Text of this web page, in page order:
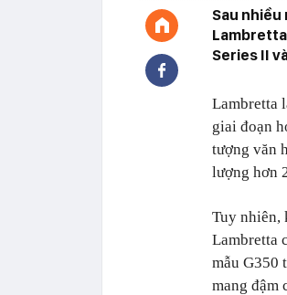
Sau
Series II
Lambretta
giai đoạn
tượng văn
lượng hơn
Tuy nhiên,
Lambretta
mẫu G350
mang đậm